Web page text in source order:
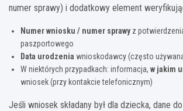
numer sprawy) i dodatkowy element
Numer wniosku / numer sprawyz
paszportowego
Data urodzenia wnioskodawcy (często
W niektórych przypadkach: informacja, w jakim
wniosek (przy kontakcie telefonicznym)
Jeśli wniosek składany był dla dziecka, dane